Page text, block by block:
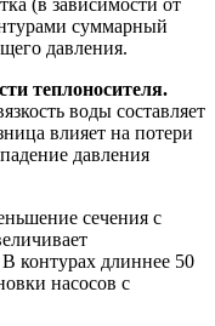
суммарный
давления.
теплоносителя.
воды составляет
влияет на потери
давления
сечения с
контурах длиннее 50
насосов с